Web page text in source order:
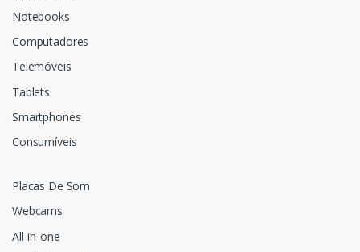
Notebooks
Computadores
Telemóveis
Tablets
Smartphones
Consumíveis
Placas De Som
Webcams
All-in-one